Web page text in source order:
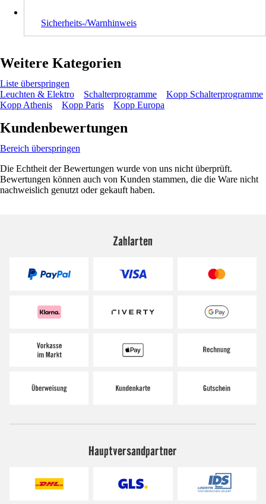
Sicherheits-/Warnhinweis
Weitere Kategorien
Liste überspringen
Leuchten & Elektro
Schalterprogramme
Kopp Schalterprogramme
Kopp Athenis
Kopp Paris Kopp Europa
Kundenbewertungen
Bereich überspringen
Die Echtheit der Bewertungen wurde von uns nicht überprüft.
Bewertungen können auch von Kunden stammen, die die Ware nicht
nachweislich genutzt oder gekauft haben.
Zahlarten
Hauptversandpartner